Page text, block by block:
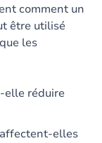
comment un
être utilisé
les
elle réduire
elles